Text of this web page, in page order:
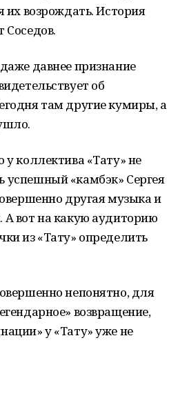
их возрождать. История
Соседов.
давнее признание
об
там другие кумиры, а
у коллектива «Тату» не
успешный «камбэк» Сергея
другая музыка и
А вот на какую аудиторию
из «Тату» определить
непонятно, для
возвращение,
у «Тату» уже не